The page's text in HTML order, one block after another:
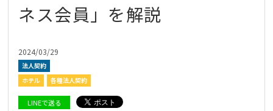
ネス会員」を解説
2024/03/29
法人契約
ホテル
各種法人契約
LINEで送る